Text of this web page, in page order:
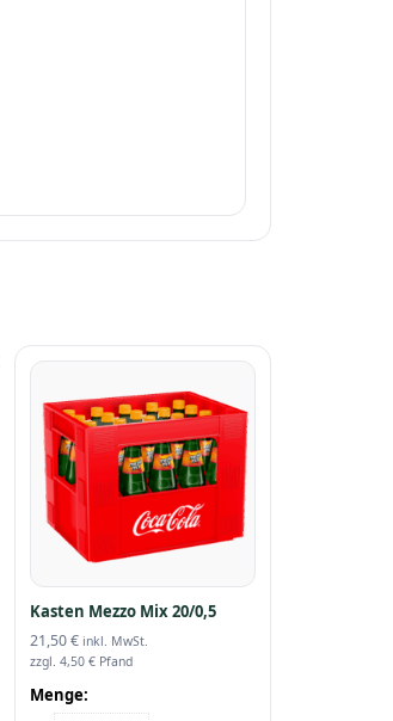
Kasten Mezzo Mix 20/0,5
21,50€ inkl. MwSt.
zzgl. 4,50 €Pfand
Menge: